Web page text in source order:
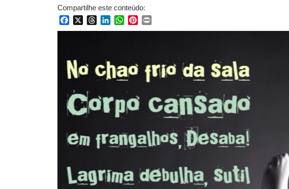
Compartilhe este conteúdo:
FacebookThreadsLinkedInWhatsApp
Pinterest